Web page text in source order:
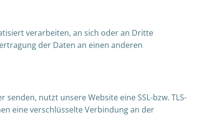
verarbeiten, an sich oder an Dritte
der Daten an einen anderen
nutzt unsere Website eine SSL-bzw. TLS-
eine verschlüsselte Verbindung an der